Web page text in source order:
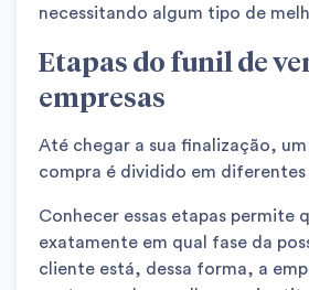
necessitando algum tipo de
Etapas do funil de
empresas
Até chegar a sua finalização,
compra é dividido em diferentes
Conhecer essas etapas permite
exatamente em qual fase da
cliente está, dessa forma, a